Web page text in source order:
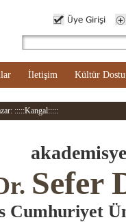
İletişim Kültür
:::::Kangal:::::
Sefer
Cumhuriyet